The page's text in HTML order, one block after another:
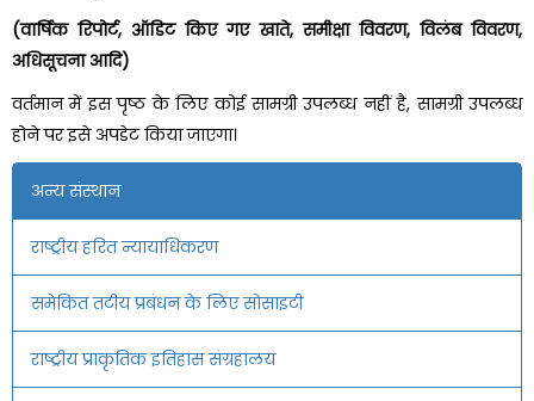
अन्य संस्थान
राष्ट्रीय हरित न्यायाधिकरण
समेकित तटीय प्रबंधन के लिए सोसाइटी
राष्ट्रीय प्राकृतिक इतिहास संग्रहालय
(वार्षिक रिपोर्ट, ऑडिट किए गए खाते, समीक्षा विवरण, विलंब विवरण,
अधिसूचना आदि)
वर्तमान में इस पृष्ठ के लिए कोई सामग्री उपलब्ध नहीं है, सामग्री उपलब्ध
होने परइसे अपडेट किया जाएगा।